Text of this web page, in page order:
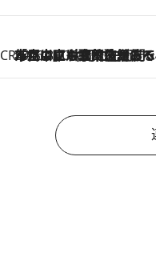
CREA'S CHOICE
2026.8.7
「立川にも歌舞伎があるんだよ」 片岡仁左衛門・市川中車ら豪華座組みで4年目の立川立飛歌舞伎へ